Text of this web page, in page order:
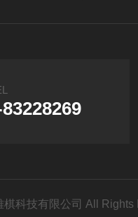
棋科技有限公司 All